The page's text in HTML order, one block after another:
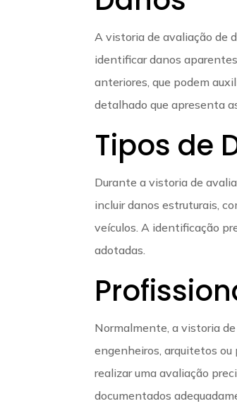
A vistoria de avaliação de
identificar danos
anteriores, que podem
detalhado que apresenta
Tipos de
Durante a vistoria de
incluir danos estruturais,
veículos. A identificação
adotadas.
Normalmente, a vistoria
engenheiros, arquitetos
realizar uma avaliação
documentados